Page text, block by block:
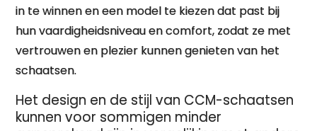
in te winnen en een model te kiezen dat past bij
hun vaardigheidsniveau en comfort, zodat ze met
vertrouwen en plezier kunnen genieten van het
schaatsen.
Het design en de stijl van CCM-schaatsen
kunnen voor sommigen minder